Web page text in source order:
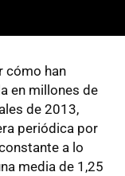
cómo han
en millones de
de 2013,
periódica por
a lo
media de 1,25